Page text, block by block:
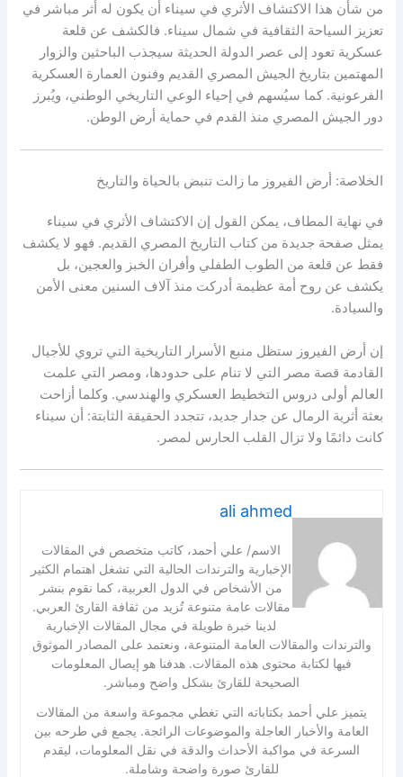
من شأن هذا الاكتشاف الأثري في سيناء أن يكون له أثر مباشر في
تعزيز السياحة الثقافية في شمال سيناء. فالكشف عن قلعة
عسكرية تعود إلى عصر الدولة الحديثة سيجذب الباحثين والزوار
المهتمين بتاريخ الجيش المصري القديم وفنون العمارة العسكرية
الفرعونية. كما سيُسهم في إحياء الوعي التاريخي الوطني، ويُبرز
دور الجيش المصري منذ القدم في حماية أرض الوطن.
الخلاصة: أرض الفيروز ما زالت تنبض بالحياة والتاريخ
في نهاية المطاف، يمكن القول إن الاكتشاف الأثري في سيناء
يمثل صفحة جديدة من كتاب التاريخ المصري القديم. فهو لا يكشف
فقط عن قلعة من الطوب الطفلي وأفران الخبز والعجين، بل
يكشف عن روح أمة عظيمة أدركت منذ آلاف السنين معنى الأمن
والسيادة.
إن أرض الفيروز ستظل منبع الأسرار التاريخية التي تروي للأجيال
القادمة قصة مصر التي لا تنام على حدودها، ومصر التي علمت
العالم أولى دروس التخطيط العسكري والهندسي. وكلما أزاحت
بعثة أثرية الرمال عن جدار جديد، تتجدد الحقيقة الثابتة: أن سيناء
كانت دائمًا ولا تزال القلب الحارس لمصر.
ali ahmed
الاسم/ علي أحمد، كاتب متخصص في المقالات
الإخبارية والترندات الحالية التي تشغل اهتمام الكثير
من الأشخاص في الدول العربية، كما نقوم بنشر
مقالات عامة متنوعة تُزيد من ثقافة القارئ العربي.
لدينا خبرة طويلة في مجال المقالات الإخبارية
والترندات والمقالات العامة المتنوعة، ونعتمد على المصادر الموثوق
فيها لكتابة محتوى هذه المقالات. هدفنا هو إيصال المعلومات
الصحيحة للقارئ بشكل واضح ومباشر.
يتميز علي أحمد بكتاباته التي تغطي مجموعة واسعة من المقالات
العامة والأخبار العاجلة والموضوعات الرائجة. يجمع في طرحه بين
السرعة في مواكبة الأحداث والدقة في نقل المعلومات، ليقدم
للقارئ صورة واضحة وشاملة.